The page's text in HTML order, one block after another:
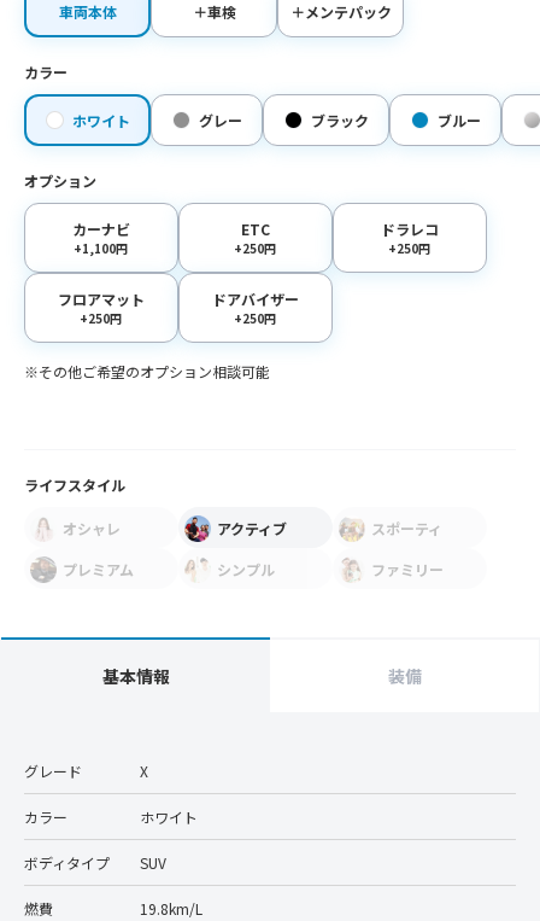
車両本体 ＋車検 ＋メンテパック
カラー
ホワイト グレー ブラック ブルー
オプション
カーナビ
+1,100円
ETC
+250円
ドラレコ
+250円
フロアマット
+250円
ドアバイザー
+250円
※その他ご希望のオプション相談可能
ライフスタイル
オシャレ アクティブ
スポーティ
プレミアム
シンプル ファミリー
基本情報 装備
グレード X
カラー ホワイト
ボディタイプ SUV
燃費 19.8km/L